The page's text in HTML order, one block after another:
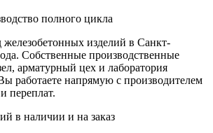
полного цикла
изделий в Санкт-
Собственные производственные
арматурный цех и лаборатория
работаете напрямую с производителем
переплат.
в наличии и на заказ